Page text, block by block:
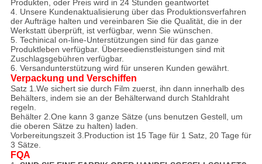
Produkten, oder Preis wird in 24 Stunden geantwortet
4. Unsere Kundenaktualisierung über das Produktionsverfahren
der Aufträge halten und vereinbaren Sie die Qualität, die in der
Werkstatt überprüft, ist verfügbar, wenn Sie wünschen.
5. Techinical on-line-Unterstützungen sind für das ganze
Produktleben verfügbar. Überseedienstleistungen sind mit
Zuschlagsgebühren verfügbar.
6. Versandunterstützung wird für unseren Kunden gewährt.
Verpackung und Verschiffen
Satz 1.We sichert sie durch Film zuerst, ihn dann innerhalb des
Behälters, indem sie an der Behälterwand durch Stahldraht
regeln.
Behälter 2.One kann 3 ganze Sätze (uns benutzen Gestell, um
die oberen Sätze zu halten) laden.
Vorbereitungszeit 3.Production ist 15 Tage für 1 Satz, 20 Tage für
3 Sätze.
FQA